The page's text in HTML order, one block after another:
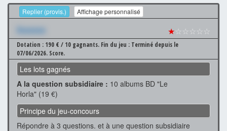
Replier (provis.) Affichage personnalisé
Xxxxxxx ★☆☆☆☆☆
Dotation : 190 € / 10 gagnants. Fin du jeu : Terminé depuis le
07/06/2026. Score.
Les lots gagnés
A la question subsidiaire : 10 albums BD "Le
Horla" (19 €)
Principe du jeu-concours
Répondre à 3 questions. et à une question subsidiaire